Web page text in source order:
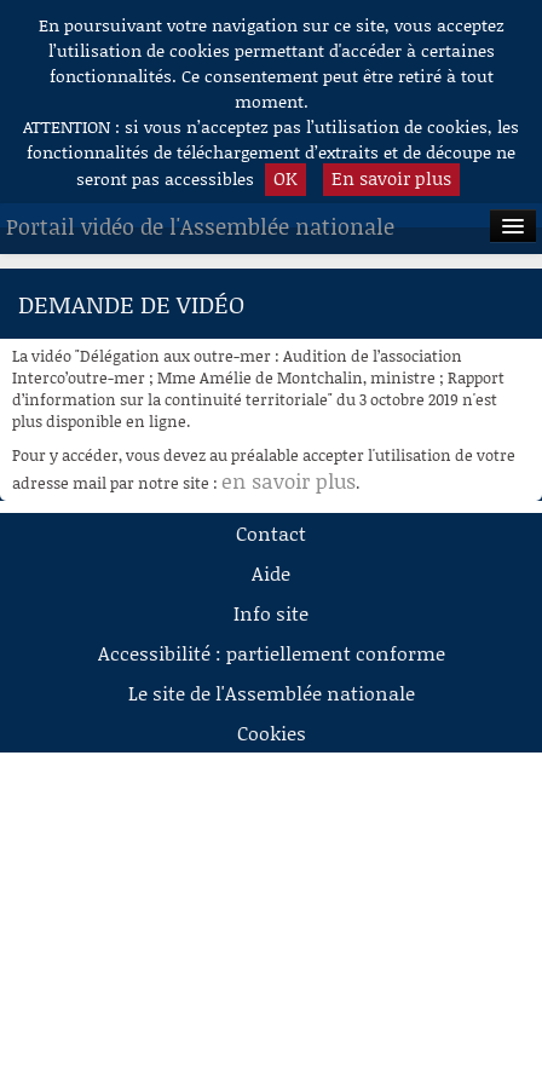
Aller au contenu
En poursuivant votre navigation sur ce site, vous acceptez
l’utilisation de cookies permettant d'accéder à certaines
fonctionnalités. Ce consentement peut être retiré à tout
moment.
ATTENTION : si vous n’acceptez pas l’utilisation de cookies, les
fonctionnalités de téléchargement d’extraits et de découpe ne
seront pas accessibles
OK En savoir plus
Portail vidéo de l'Assemblée nationale
ACCUEIL
À LA DEMANDE
RECHERCHE
AIDE À LA DÉCOUPE
DE VIDÉOS
DEMANDE DE VIDÉO
La vidéo "Délégation aux outre-mer : Audition de l’association
Interco’outre-mer ; Mme Amélie de Montchalin, ministre ; Rapport
d’information sur la continuité territoriale" du 3 octobre 2019 n'est
plus disponible en ligne.
Pour y accéder, vous devez au préalable accepter l'utilisation de votre
adresse mail par notre site : en savoir plus.
Contact
Aide
Info site
Accessibilité : partiellement conforme
Le site de l'Assemblée nationale
Cookies